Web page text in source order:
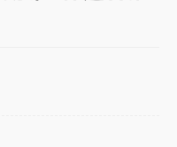
！4縣市大雨特報、各
大重點